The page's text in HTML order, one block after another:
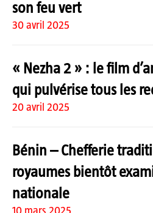
son feu vert
30 avril 2025
« Nezha 2 » : le film
qui pulvérise tous les
20 avril 2025
Bénin – Chefferie
royaumes bientôt
nationale